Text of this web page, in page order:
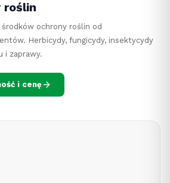
roślin
ochrony roślin od
Herbicydy, fungicydy, insektycydy
i zaprawy.
i cenę